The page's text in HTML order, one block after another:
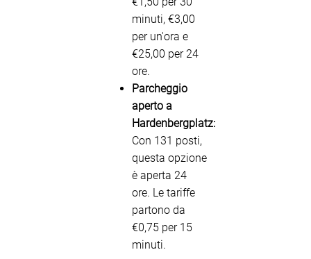
minuti, €3,00
per un'ora e
€25,00 per 24
ore.
Parcheggio
aperto a
Hardenbergplatz:
Con 131 posti,
questa opzione
è aperta 24
ore. Le tariffe
partono da
€0,75 per 15
minuti.